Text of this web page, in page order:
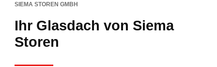
SIEMA STOREN GMBH
Ihr Glasdach von Siema
Storen